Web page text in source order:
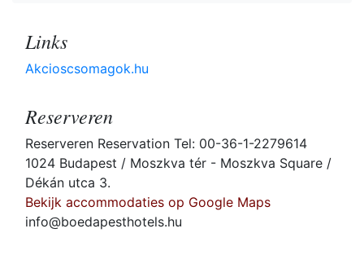
Links
Akcioscsomagok.hu
Reserveren
Reserveren Reservation Tel: 00-36-1-2279614
1024 Budapest / Moszkva tér - Moszkva Square /
Dékán utca 3.
Bekijk accommodaties op Google Maps
info@boedapesthotels.hu